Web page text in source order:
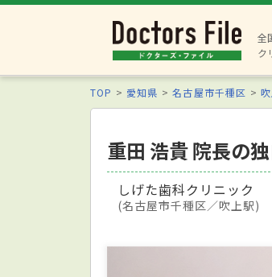
全
ク
TOP 愛知県 名古屋市千種区
重田 浩貴 院長の
しげた歯科クリニック
(名古屋市千種区／吹上駅)